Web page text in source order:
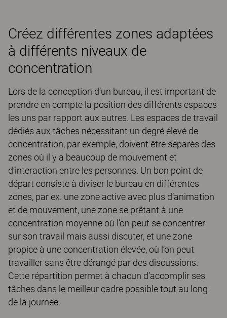
Créez différentes zones adaptées
à différents niveaux de
concentration
Lors de la conception d’un bureau, il est important de
prendre en compte la position des différents espaces
les uns par rapport aux autres. Les espaces de travail
dédiés aux tâches nécessitant un degré élevé de
concentration, par exemple, doivent être séparés des
zones où il y a beaucoup de mouvement et
d’interaction entre les personnes. Un bon point de
départ consiste à diviser le bureau en différentes
zones, par ex. une zone active avec plus d’animation
et de mouvement, une zone se prêtant à une
concentration moyenne où l’on peut se concentrer
sur son travail mais aussi discuter, et une zone
propice à une concentration élevée, où l’on peut
travailler sans être dérangé par des discussions.
Cette répartition permet à chacun d’accomplir ses
tâches dans le meilleur cadre possible tout au long
de la journée.